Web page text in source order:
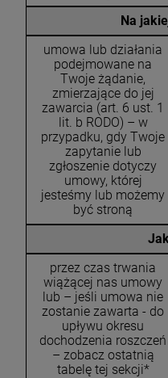
Na
umowa lub działania
podejmowane na
Twoje żądanie,
zmierzające do jej
zawarcia (art. 6 ust. 1
lit. b RODO) – w
przypadku, gdy Twoje
zapytanie lub
zgłoszenie dotyczy
umowy, której
jesteśmy lub możemy
być stroną
przez czas trwania
wiążącej nas umowy
lub – jeśli umowa nie
zostanie zawarta - do
upływu okresu
dochodzenia roszczeń
– zobacz ostatnią
tabelę tej sekcji*